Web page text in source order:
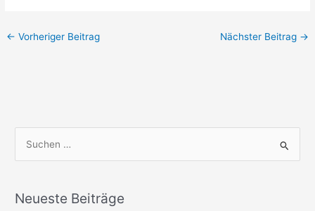
← Vorheriger Beitrag Nächster Beitrag →
hNeueste Beiträge